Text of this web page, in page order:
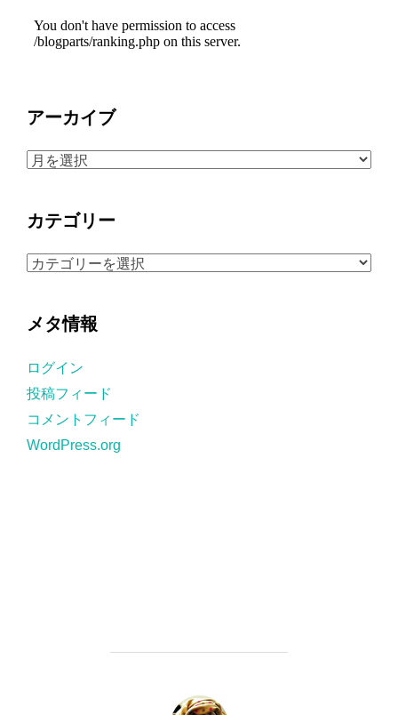
アーカイブ
ア
ブ
カテゴリー
カ
ー
メタ情報
ログイン
投稿フィード
コメントフィード
WordPress.org
投稿者